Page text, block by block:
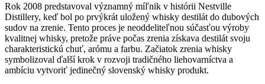
Rok 2008 predstavoval významný míľnik v histórii Nestville
Distillery, keď bol po prvýkrát uložený whisky destilát do dubových
sudov na zrenie. Tento proces je neoddeliteľnou súčasťou výroby
kvalitnej whisky, pretože práve počas zrenia získava destilát svoju
charakteristickú chuť, arómu a farbu. Začiatok zrenia whisky
symbolizoval ďalší krok v rozvoji tradičného liehovarníctva a
ambíciu vytvoriť jedinečný slovenský whisky produkt.